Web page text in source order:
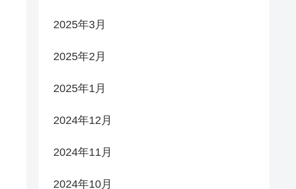
2025年3月
2025年2月
2025年1月
2024年12月
2024年11月
2024年10月